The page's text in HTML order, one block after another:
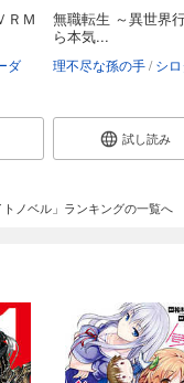
ＲＭ
ダ
無職転生 ～異世界
ら本気...
理不尽な孫の手 シ
試し読み
トノベル」ランキングの一覧へ